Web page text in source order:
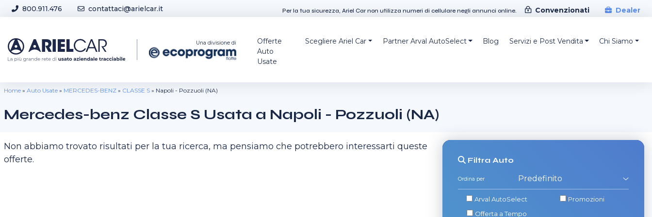
Skip to content
800.911.476
contattaci@arielcar.it
Per la tua sicurezza, Ariel Car non utilizza numeri di cellulare negli annunci online. Convenzionati Dealer
Una divisione di
Offerte
Auto
Usate
Scegliere Ariel Car Partner Arval AutoSelect Blog Servizi e Post Vendita Chi Siamo
Home » Auto Usate » MERCEDES-BENZ » CLASSE S » Napoli - Pozzuoli (NA)
Mercedes-benz Classe S Usata a Napoli - Pozzuoli (NA)
Non abbiamo trovato risultati per la tua ricerca, ma pensiamo che potrebbero interessarti queste
offerte.
Filtra Auto
Ordina per
Arval AutoSelect
Promozioni
Offerta a Tempo